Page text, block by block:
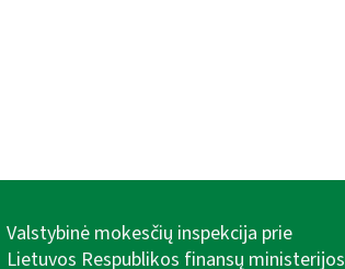
Valstybinė mokesčių inspekcija prie
Lietuvos Respublikos finansų ministerijos